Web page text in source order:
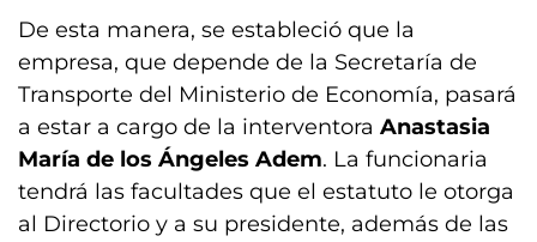
De esta manera, se estableció que la
empresa, que depende de la Secretaría de
Transporte del Ministerio de Economía, pasará
a estar a cargo de la interventora Anastasia
María de los Ángeles Adem. La funcionaria
tendrá las facultades que el estatuto le otorga
al Directorio y a su presidente, además de las